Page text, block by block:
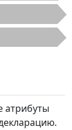
атрибуты